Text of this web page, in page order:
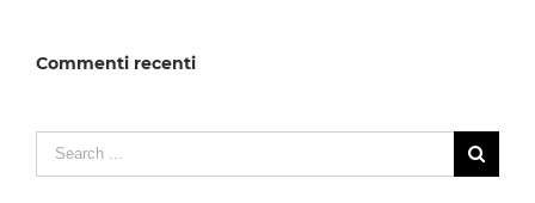
Commenti recenti
Search
for: